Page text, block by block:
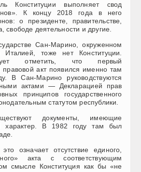
Конституции выполняет свод
К концу 2018 года в него
о президенте, правительстве,
свободе деятельности и другие.
Сан-Марино, окруженном
тоже нет Конституции.
отметить, что первый
правовой акт появился именно там
В Сан-Марино руководствуются
актами — Декларацией прав
принципов государственного
статутом республики.
документы, имеющие
характер. В 1982 году там был
означает отсутствие единого,
акта с соответствующим
смысле Конституция как бы «не